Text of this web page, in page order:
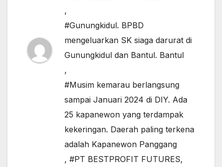
,
#Gunungkidul. BPBD
mengeluarkan SK siaga darurat di
Gunungkidul dan Bantul. Bantul
,
#Musim kemarau berlangsung
sampai Januari 2024 di DIY. Ada
25 kapanewon yang terdampak
kekeringan. Daerah paling terkena
adalah Kapanewon Panggang
, #PT BESTPROFIT FUTURES,